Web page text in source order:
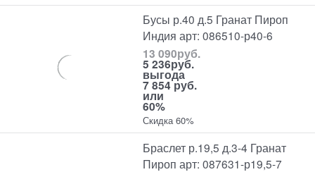
Бусы р.40 д.5 Гранат Пироп
Индия арт: 086510-р40-6
13 090руб.
5 236руб.
выгода
7 854 руб.
или
60%
Скидка 60%
Браслет р.19,5 д.3-4 Гранат
Пироп арт: 087631-р19,5-7